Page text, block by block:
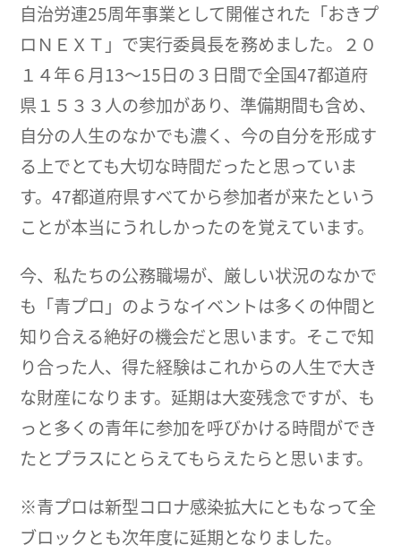
自治労連25周年事業として開催された「おきプ
ロＮＥＸＴ」で実行委員長を務めました。２０
１４年６月13～15日の３日間で全国47都道府
県１５３３人の参加があり、準備期間も含め、
自分の人生のなかでも濃く、今の自分を形成す
る上でとても大切な時間だったと思っていま
す。47都道府県すべてから参加者が来たという
ことが本当にうれしかったのを覚えています。
今、私たちの公務職場が、厳しい状況のなかで
も「青プロ」のようなイベントは多くの仲間と
知り合える絶好の機会だと思います。そこで知
り合った人、得た経験はこれからの人生で大き
な財産になります。延期は大変残念ですが、も
っと多くの青年に参加を呼びかける時間ができ
たとプラスにとらえてもらえたらと思います。
※青プロは新型コロナ感染拡大にともなって全
ブロックとも次年度に延期となりました。